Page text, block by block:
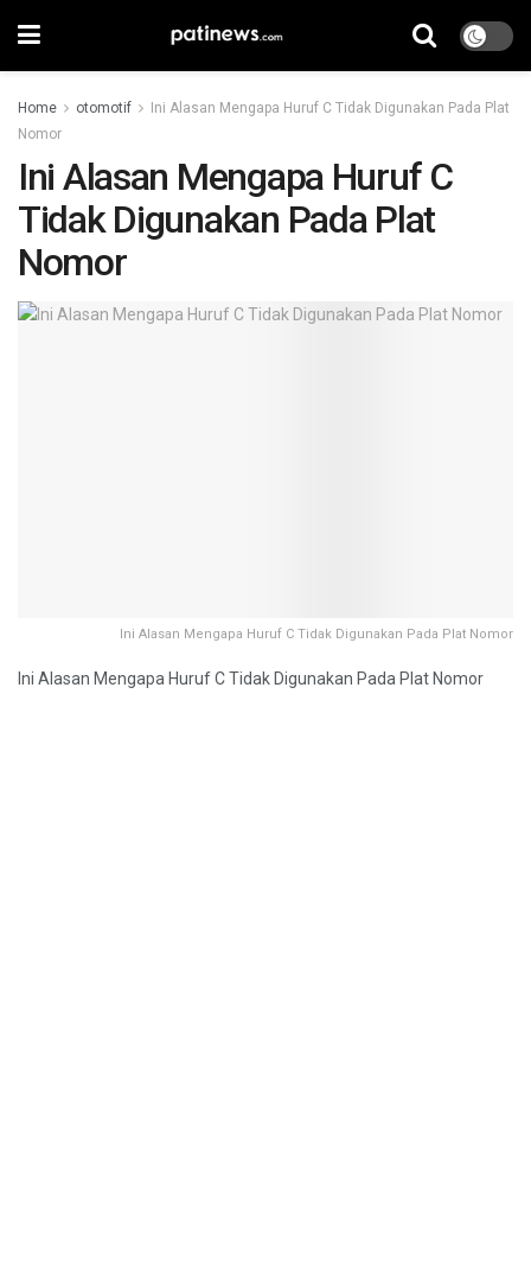
Home otomotif
Ini Alasan Mengapa Huruf C Tidak Digunakan Pada Plat
Nomor
Ini Alasan Mengapa Huruf C
Tidak Digunakan Pada Plat
Nomor
Ini Alasan Mengapa Huruf C Tidak Digunakan Pada Plat Nomor
Ini Alasan Mengapa Huruf C Tidak Digunakan Pada Plat Nomor